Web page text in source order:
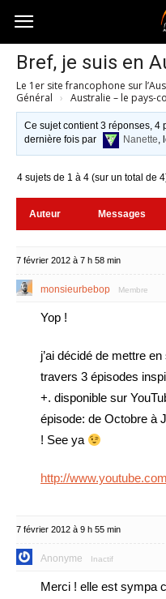
Australia-
australie.com
Bref, je suis en
Le 1er site francophone sur
Général › Australie – le pays-
Ce sujet contient 3 réponses, 4
dernière fois par
Nanette,
4 sujets de 1 à 4 (sur un total de
Auteur Messages
7 février 2012 à 7 h 58 min
monsieurbebop Membre
Yop !
j’ai décidé de mettre
travers 3 épisodes
+. disponible sur
épisode: de Octobre à
! See ya
http://
7 février 2012 à 9 h 55 min
Anonyme Inactif
Merci ! elle est sympa